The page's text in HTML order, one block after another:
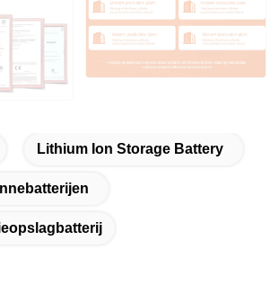
Lithium Ion Storage Battery